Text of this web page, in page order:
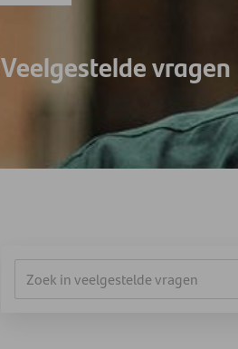
Veelgestelde vragen